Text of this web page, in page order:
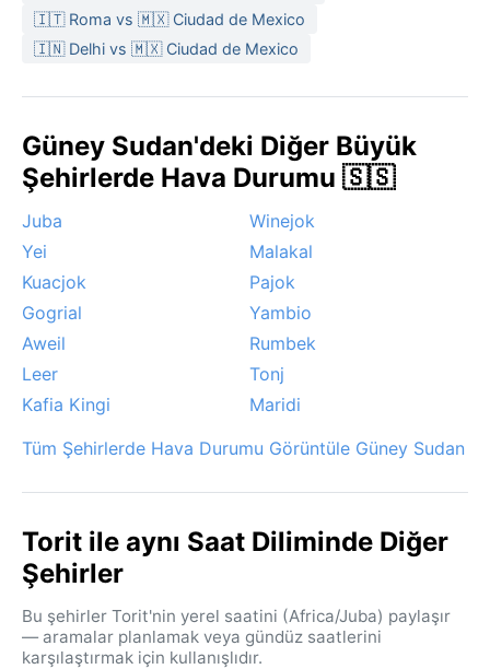
🇮🇹 Roma vs 🇲🇽 Ciudad de Mexico
🇮🇳 Delhi vs 🇲🇽 Ciudad de Mexico
Güney Sudan'deki Diğer Büyük
Şehirlerde Hava Durumu 🇸🇸
Juba
Winejok
Yei
Malakal
Kuacjok
Pajok
Gogrial
Yambio
Aweil
Rumbek
Leer
Tonj
Kafia Kingi
Maridi
Tüm Şehirlerde Hava Durumu Görüntüle Güney Sudan
Torit ile aynı Saat Diliminde Diğer
Şehirler
Bu şehirler Torit'nin yerel saatini (Africa/Juba) paylaşır
— aramalar planlamak veya gündüz saatlerini
karşılaştırmak için kullanışlıdır.